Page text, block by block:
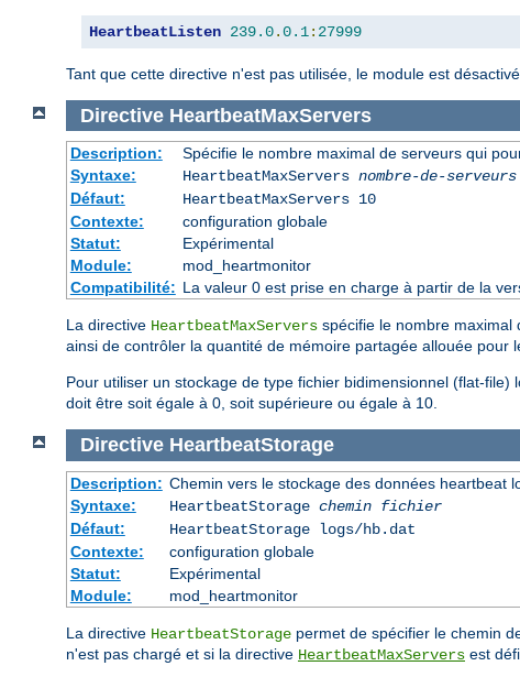
HeartbeatListen 239.0.0.1: 27999
Tant que cette directive n'est pas utilisée, le module est désactivé.
Directive HeartbeatMaxServers
Description:
Spécifie le nombre maximal de serveurs qui
Syntaxe:
HeartbeatMaxServers nombre-de-serveurs
Défaut:
HeartbeatMaxServers 10
Contexte:
configuration globale
Statut:
Expérimental
Module:
mod_heartmonitor
Compatibilité: La valeur 0 est prise en charge à partir de la
La directive HeartbeatMaxServers spécifie le nombre
ainsi de contrôler la quantité de mémoire partagée allouée pour
Pour utiliser un stockage de type fichier bidimensionnel (flat-file)
doit être soit égale à 0, soit supérieure ou égale à 10.
Directive HeartbeatStorage
Description: Chemin vers le stockage des données heartbeat
Syntaxe:
HeartbeatStorage chemin fichier
Défaut:
HeartbeatStorage logs/hb.dat
Contexte:
configuration globale
Statut:
Expérimental
Module:
mod_heartmonitor
La directive HeartbeatStorage permet de spécifier le chemin
n'est pas chargé et si la directive HeartbeatMaxServers est